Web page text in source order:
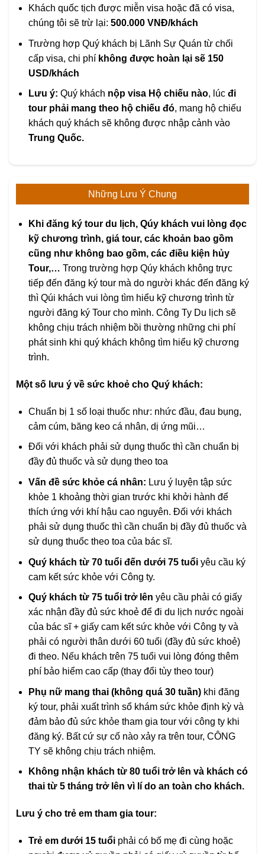
Khách quốc tịch được miễn visa hoặc đã có visa,
chúng tôi sẽ trừ lại: 500.000 VNĐ/khách
Trường hợp Quý khách bị Lãnh Sự Quán từ chối
cấp visa, chi phí không được hoàn lại sẽ 150
USD/khách
Lưu ý: Quý khách nộp visa Hộ chiếu nào, lúc đi
tour phải mang theo hộ chiếu đó, mang hộ chiếu
khách quý khách sẽ không được nhập cảnh vào
Trung Quốc.
Những Lưu Ý Chung
Khi đăng ký tour du lịch, Qúy khách vui lòng đọc
kỹ chương trình, giá tour, các khoản bao gồm
cũng như không bao gồm, các điều kiện hủy
Tour,… Trong trường hợp Qúy khách không trực
tiếp đến đăng ký tour mà do người khác đến đăng ký
thì Qúi khách vui lòng tìm hiểu kỹ chương trình từ
người đăng ký Tour cho mình. Công Ty Du lịch sẽ
không chịu trách nhiệm bồi thường những chi phí
phát sinh khi quý khách không tìm hiểu kỹ chương
trình.
Một số lưu ý về sức khoẻ cho Quý khách:
Chuẩn bị 1 số loại thuốc như: nhức đầu, đau bụng,
cảm cúm, băng keo cá nhân, dị ứng mũi…
Đối với khách phải sử dụng thuốc thì cần chuẩn bị
đầy đủ thuốc và sử dụng theo toa
Vấn đề sức khỏe cá nhân: Lưu ý luyện tập sức
khỏe 1 khoảng thời gian trước khi khởi hành để
thích ứng với khí hậu cao nguyên. Đối với khách
phải sử dụng thuốc thì cần chuẩn bị đầy đủ thuốc và
sử dụng thuốc theo toa của bác sĩ.
Quý khách từ 70 tuổi đến dưới 75 tuổiyêu cầu ký
cam kết sức khỏe với Công ty.
Quý khách từ 75 tuổi trở lên yêu cầu phải có giấy
xác nhận đầy đủ sức khoẻ để đi du lịch nước ngoài
của bác sĩ + giấy cam kết sức khỏe với Công ty và
phải có người thân dưới 60 tuổi (đầy đủ sức khoẻ)
đi theo. Nếu khách trên 75 tuổi vui lòng đóng thêm
phí bảo hiểm cao cấp (thay đổi tùy theo tour)
Phụ nữ mang thai (không quá 30 tuần)khi đăng
ký tour, phải xuất trình sổ khám sức khỏe định kỳ và
đảm bảo đủ sức khỏe tham gia tour với công ty khi
đăng ký. Bất cứ sự cố nào xảy ra trên tour, CÔNG
TY sẽ không chịu trách nhiệm.
Không nhận khách từ 80 tuổi trở lên và khách có
thai từ 5 tháng trở lên vì lí do an toàn cho khách.
Lưu ý cho trẻ em tham gia tour:
Trẻ em dưới 15 tuổiphải có bố mẹ đi cùng hoặc